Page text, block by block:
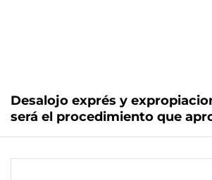
Desalojo exprés y
será el procedimiento que